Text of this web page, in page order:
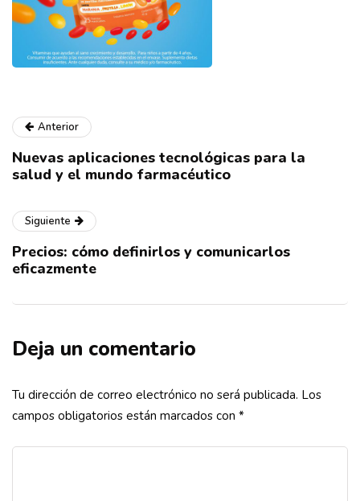
Anterior
Nuevas aplicaciones tecnológicas para la
salud y el mundo farmacéutico
Siguiente
Precios: cómo definirlos y comunicarlos
eficazmente
Deja un comentario
Tu dirección de correo electrónico no será publicada. Los
campos obligatorios están marcados con *